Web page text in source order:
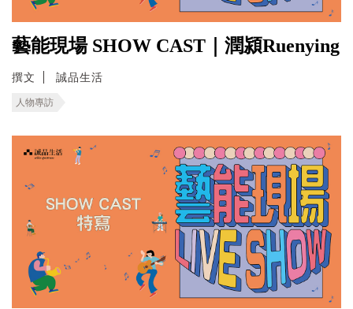
藝能現場 SHOW CAST｜潤潁Ruenying
撰文 誠品生活
人物專訪